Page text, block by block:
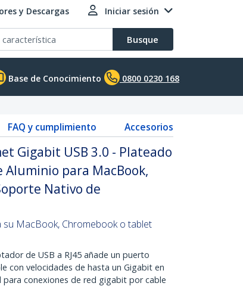
y Descargas Iniciar sesión
Busque
Base de Conocimiento 0800 0230 168
FAQ y cumplimiento Accesorios
Gigabit USB 3.0 - Plateado
Aluminio para MacBook,
Nativo de
MacBook, Chromebook o tablet
de USB a RJ45 añade un puerto
con velocidades de hasta un Gigabit en
conexiones de red gigabit por cable